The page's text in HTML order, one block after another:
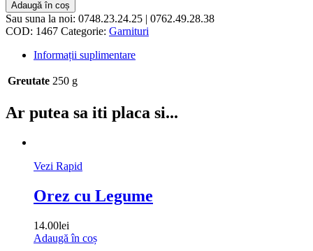
Adaugă în coș
Sau suna la noi: 0748.23.24.25 | 0762.49.28.38
COD: 1467 Categorie: Garnituri
Informații suplimentare
Greutate 250 g
Ar putea sa iti placa si...
Vezi Rapid
Orez cu Legume
14.00lei
Adaugă în coș